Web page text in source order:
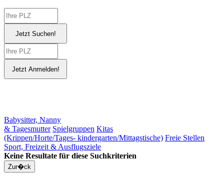
Babysitter, Nanny
& Tagesmutter Spielgruppen Kitas
(Krippen/Horte/Tages- kindergarten/Mittagstische) Freie Stellen
Sport, Freizeit & Ausflugsziele
Keine Resultate für diese Suchkriterien